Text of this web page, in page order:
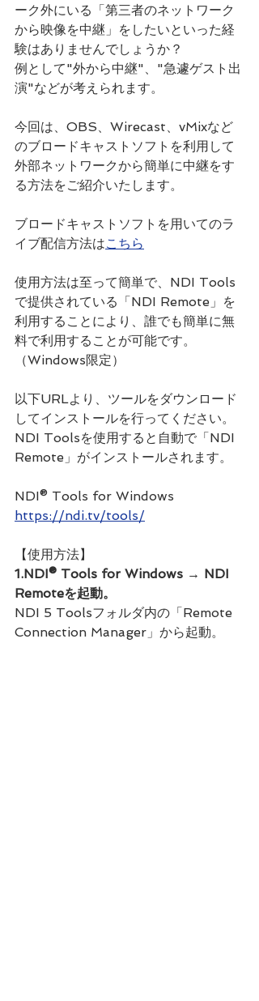
ーク外にいる「第三者のネットワーク
から映像を中継」をしたいといった経
験はありませんでしょうか？
例として"外から中継"、"急遽ゲスト出
演"などが考えられます。
今回は、OBS、Wirecast、vMixなど
のブロードキャストソフトを利用して
外部ネットワークから簡単に中継をす
る方法をご紹介いたします。
ブロードキャストソフトを用いてのラ
イブ配信方法はこちら
使用方法は至って簡単で、NDI Tools
で提供されている「NDI Remote」を
利用することにより、誰でも簡単に無
料で利用することが可能です。
（Windows限定）
以下URLより、ツールをダウンロード
してインストールを行ってください。
NDI Toolsを使用すると自動で「NDI
Remote」がインストールされます。
NDI® Tools for Windows
https://ndi.tv/tools/
【使用方法】
1.NDI® Tools for Windows → NDI
Remoteを起動。
NDI 5 Toolsフォルダ内の「Remote
Connection Manager」から起動。